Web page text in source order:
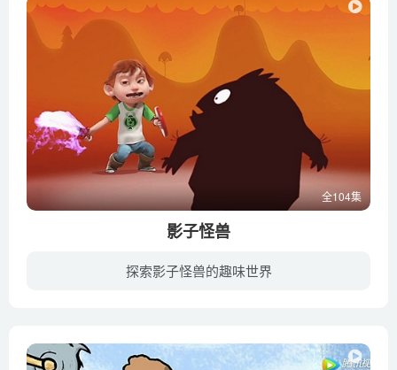
全104集
影子怪兽
探索影子怪兽的趣味世界